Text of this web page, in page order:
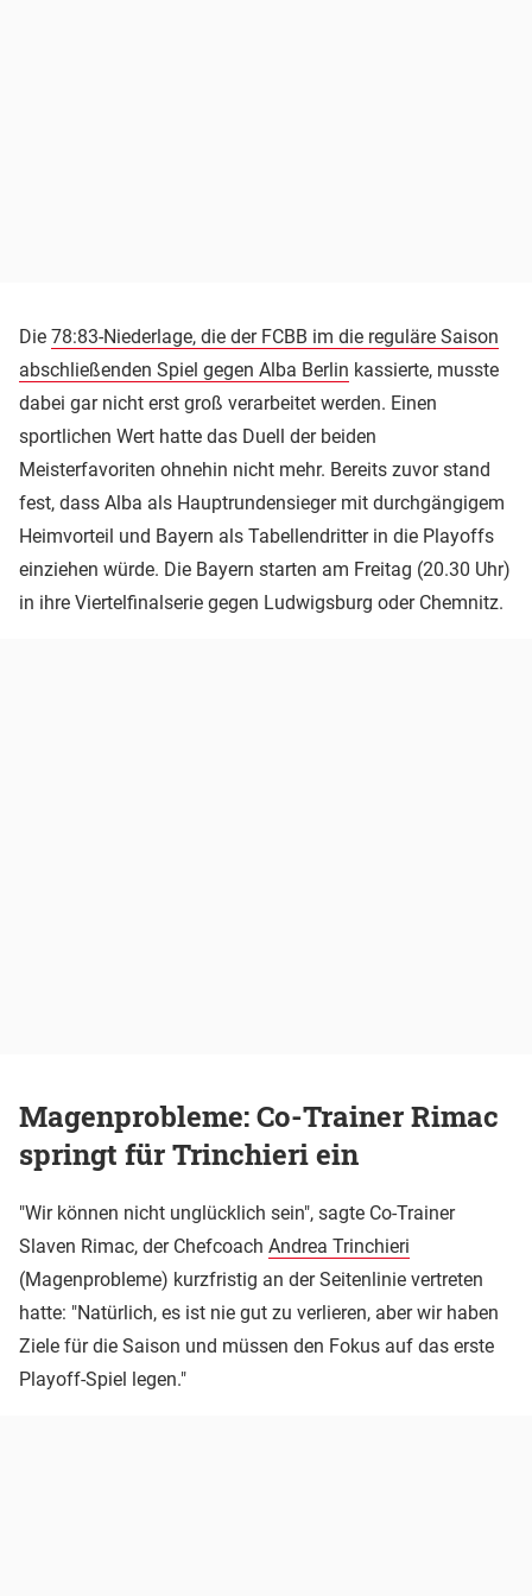
Die 78:83-Niederlage, die der FCBB im die reguläre Saison
abschließenden Spiel gegen Alba Berlin kassierte, musste
dabei gar nicht erst groß verarbeitet werden. Einen
sportlichen Wert hatte das Duell der beiden
Meisterfavoriten ohnehin nicht mehr. Bereits zuvor stand
fest, dass Alba als Hauptrundensieger mit durchgängigem
Heimvorteil und Bayern als Tabellendritter in die Playoffs
einziehen würde. Die Bayern starten am Freitag (20.30 Uhr)
in ihre Viertelfinalserie gegen Ludwigsburg oder Chemnitz.
Magenprobleme: Co-Trainer Rimac
springt für Trinchieri ein
"Wir können nicht unglücklich sein", sagte Co-Trainer
Slaven Rimac, der Chefcoach Andrea Trinchieri
(Magenprobleme) kurzfristig an der Seitenlinie vertreten
hatte: "Natürlich, es ist nie gut zu verlieren, aber wir haben
Ziele für die Saison und müssen den Fokus auf das erste
Playoff-Spiel legen."